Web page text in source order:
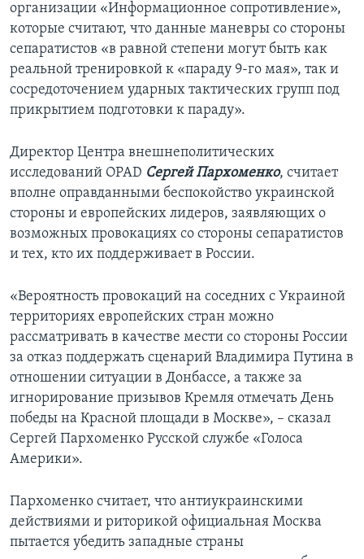
организации «Информационное сопротивление»,
которые считают, что данные маневры со стороны
сепаратистов «в равной степени могут быть как
реальной тренировкой к «параду 9-го мая», так и
сосредоточением ударных тактических групп под
прикрытием подготовки к параду».
Директор Центра внешнеполитических
исследований OPAD Сергей Пархоменко, считает
вполне оправданными беспокойство украинской
стороны и европейских лидеров, заявляющих о
возможных провокациях со стороны сепаратистов
и тех, кто их поддерживает в России.
«Вероятность провокаций на соседних с Украиной
территориях европейских стран можно
рассматривать в качестве мести со стороны России
за отказ поддержать сценарий Владимира Путина в
отношении ситуации в Донбассе, а также за
игнорирование призывов Кремля отмечать День
победы на Красной площади в Москве», – сказал
Сергей Пархоменко Русской службе «Голоса
Америки».
Пархоменко считает, что антиукраинскими
действиями и риторикой официальная Москва
пытается убедить западные страны